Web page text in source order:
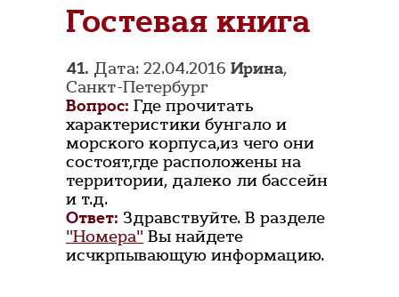
Гостевая книга
41. Дата: 22.04.2016 Ирина,
Санкт-Петербург
Вопрос: Где прочитать
характеристики бунгало и
морского корпуса,из чего они
состоят,где расположены на
территории, далеко ли бассейн
и т.д.
Ответ: Здравствуйте. В разделе
"Номера" Вы найдете
исчкрпывающую информацию.